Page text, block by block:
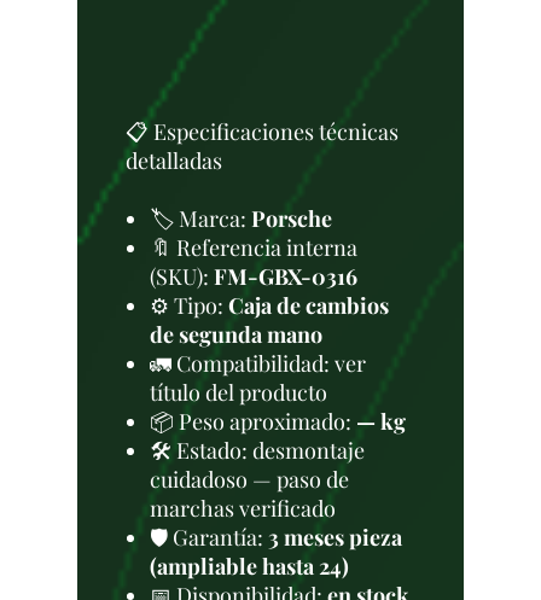
📋 Especificaciones técnicas
detalladas
🏷️ Marca: Porsche
🔖 Referencia interna
(SKU): FM-GBX-0316
⚙️ Tipo: Caja de cambios
de segunda mano
🚛 Compatibilidad: ver
título del producto
📦 Peso aproximado: — kg
🛠 Estado: desmontaje
cuidadoso — paso de
marchas verificado
🛡️ Garantía: 3 meses pieza
(ampliable hasta 24)